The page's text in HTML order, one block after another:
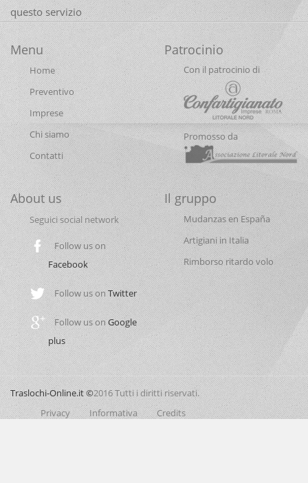
questo servizio
Menu
Home
Preventivo
Imprese
Chi siamo
Contatti
Patrocinio
Con il patrocinio di
Promosso da
About us
Seguici social network
Follow us on
Facebook
Follow us on Twitter
Follow us on Google
plus
Il gruppo
Mudanzas en España
Artigiani in Italia
Rimborso ritardo volo
Traslochi-Online.it ©2016 Tutti i diritti riservati.
Privacy
Informativa Credits